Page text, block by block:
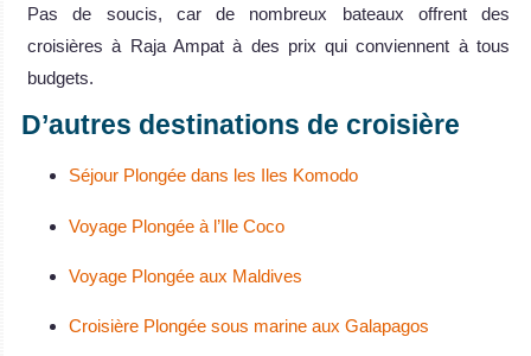
Pas de soucis, car de nombreux bateaux offrent des
croisières à Raja Ampat à des prix qui conviennent à tous
budgets.
D’autres destinations de croisière
Séjour Plongée dans les Iles Komodo
Voyage Plongée à l’Ile Coco
Voyage Plongée aux Maldives
Croisière Plongée sous marine aux Galapagos